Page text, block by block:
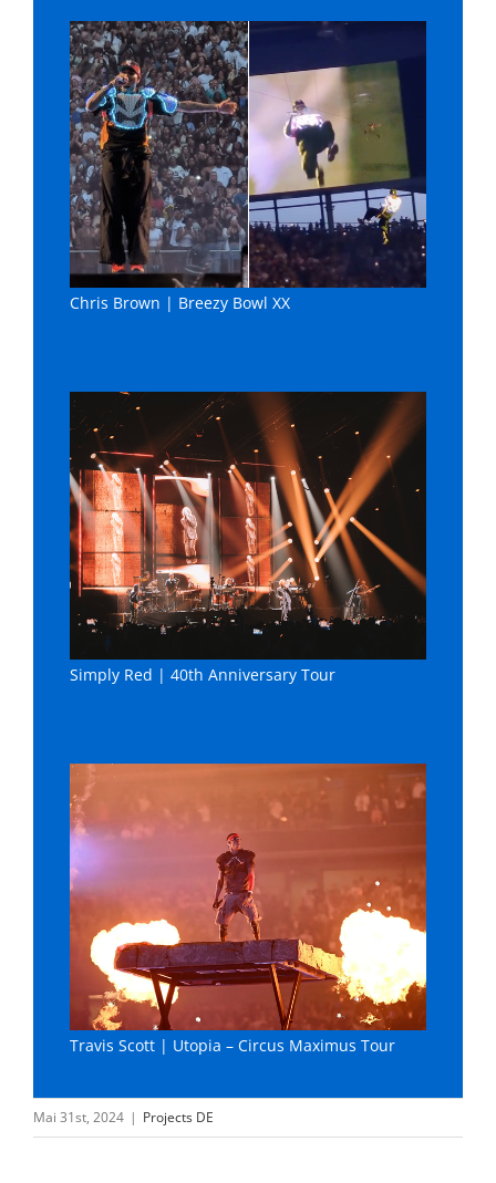
Chris Brown | Breezy Bowl XX
Simply Red | 40th Anniversary Tour
Travis Scott | Utopia – Circus Maximus Tour
Mai 31st, 2024 | Projects DE